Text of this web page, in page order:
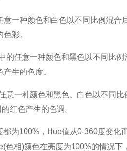
意一种颜色和白色以不同比例混合
彩。
的任意一种颜色和黑色以不同比
生的色度。
意一种颜色和黑色、白色以不同
红色产生的色调。
都为100%， Hue值从0-360度变化
色相)颜色在亮度为100%的情况下